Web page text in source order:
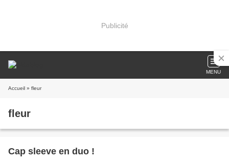
Publicité
MENU
Accueil » fleur
fleur
Cap sleeve en duo !